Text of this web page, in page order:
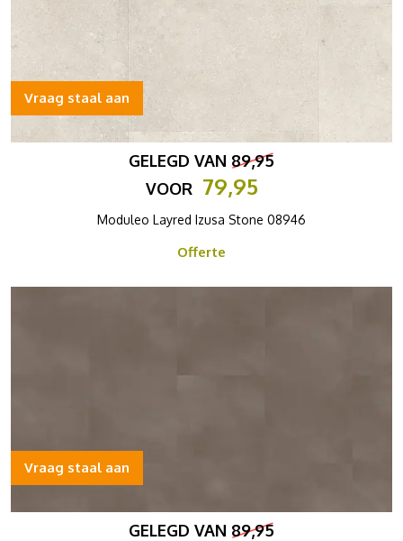
GELEGD VAN 89,95
VOOR 79,95
Moduleo Layred Izusa Stone 08946
Offerte
Vraag staal aan
GELEGD VAN 89,95
Vraag staal aan